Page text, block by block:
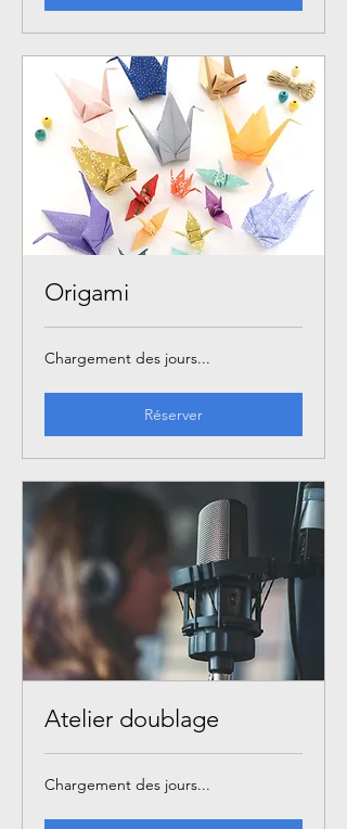
Origami
Chargement des jours...
Réserver
Atelier doublage
Chargement des jours...